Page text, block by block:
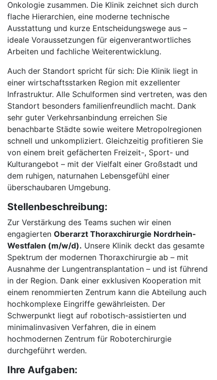
Onkologie zusammen. Die Klinik zeichnet sich durch
flache Hierarchien, eine moderne technische
Ausstattung und kurze Entscheidungswege aus –
ideale Voraussetzungen für eigenverantwortliches
Arbeiten und fachliche Weiterentwicklung.
Auch der Standort spricht für sich: Die Klinik liegt in
einer wirtschaftsstarken Region mit exzellenter
Infrastruktur. Alle Schulformen sind vertreten, was den
Standort besonders familienfreundlich macht. Dank
sehr guter Verkehrsanbindung erreichen Sie
benachbarte Städte sowie weitere Metropolregionen
schnell und unkompliziert. Gleichzeitig profitieren Sie
von einem breit gefächerten Freizeit-, Sport- und
Kulturangebot – mit der Vielfalt einer Großstadt und
dem ruhigen, naturnahen Lebensgefühl einer
überschaubaren Umgebung.
Stellenbeschreibung:
Zur Verstärkung des Teams suchen wir einen
engagierten Oberarzt Thoraxchirurgie Nordrhein-
Westfalen (m/w/d). Unsere Klinik deckt das gesamte
Spektrum der modernen Thoraxchirurgie ab – mit
Ausnahme der Lungentransplantation – und ist führend
in der Region. Dank einer exklusiven Kooperation mit
einem renommierten Zentrum kann die Abteilung auch
hochkomplexe Eingriffe gewährleisten. Der
Schwerpunkt liegt auf robotisch-assistierten und
minimalinvasiven Verfahren, die in einem
hochmodernen Zentrum für Roboterchirurgie
durchgeführt werden.
Ihre Aufgaben: